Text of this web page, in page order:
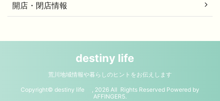
開店・閉店情報
destiny life
荒川地域情報や暮らしのヒントをお伝えします
Copyright© destiny life , 2026 All Rights Reserved Powered by
AFFINGER5.